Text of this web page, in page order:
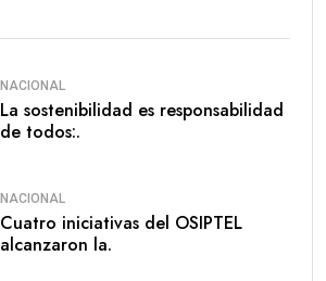
NACIONAL
La sostenibilidad es responsabilidad
de todos:.
NACIONAL
Cuatro iniciativas del OSIPTEL
alcanzaron la.